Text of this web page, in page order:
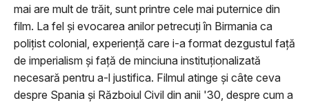
mai are mult de trăit, sunt printre cele mai puternice din
film. La fel și evocarea anilor petrecuți în Birmania ca
polițist colonial, experiență care i-a format dezgustul față
de imperialism și față de minciuna instituționalizată
necesară pentru a-l justifica. Filmul atinge și câte ceva
despre Spania și Războiul Civil din anii '30, despre cum a